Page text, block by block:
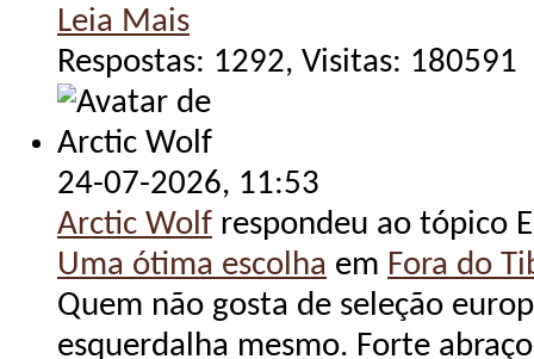
Leia Mais
Respostas: 1292, Visitas: 180591
24-07-2026, 11:53
Arctic Wolf respondeu ao tópico
Uma ótima escolha em Fora do
Quem não gosta de seleção
esquerdalha mesmo. Forte